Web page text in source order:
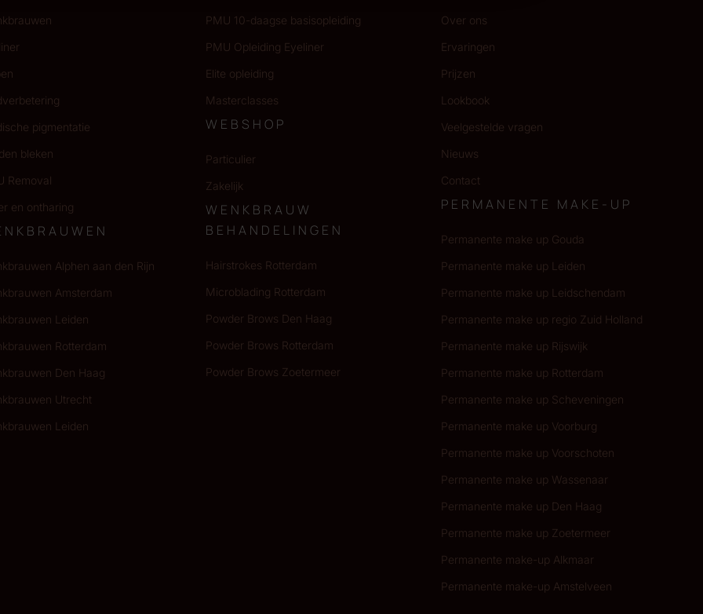
pigmentatie
bleken
Removal
en ontharing
Alphen aan den Rijn
Amsterdam
Leiden
Rotterdam
Den Haag
Utrecht
Leiden
PMU 10-daagse basisopleiding
PMU Opleiding Eyeliner
Elite opleiding
Masterclasses
WEBSHOP
Particulier
Zakelijk
WENKBRAUW
BEHANDELINGEN
Hairstrokes Rotterdam
Microblading Rotterdam
Powder Brows Den Haag
Powder Brows Rotterdam
Powder Brows Zoetermeer
Over ons
Ervaringen
Prijzen
Lookbook
Veelgestelde vragen
Nieuws
Contact
PERMANENTE MAKE-UP
Permanente make up Gouda
Permanente make up Leiden
Permanente make up Leidschendam
Permanente make up regio Zuid Holland
Permanente make up Rijswijk
Permanente make up Rotterdam
Permanente make up Scheveningen
Permanente make up Voorburg
Permanente make up Voorschoten
Permanente make up Wassenaar
Permanente make up Den Haag
Permanente make up Zoetermeer
Permanente make-up Alkmaar
Permanente make-up Amstelveen